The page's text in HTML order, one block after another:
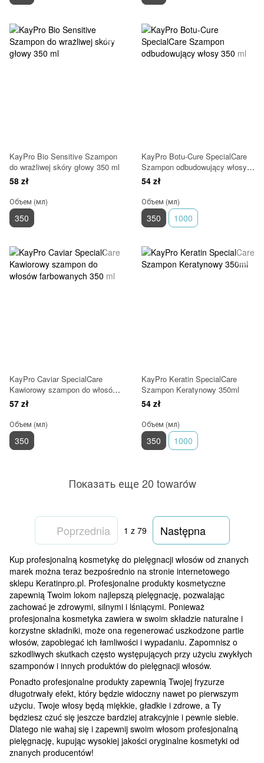
KayPro Bio Sensitive Szampon
do wrażliwej skóry głowy 350 ml
58 zł
Объем (мл)
350
KayPro Botu-Cure SpecialCare
Szampon odbudowujący włosy
350 ml
54 zł
Объем (мл)
350 1000
KayPro Caviar SpecialCare
Kawiorowy szampon do włosów
farbowanych 350 ml
57 zł
Объем (мл)
350
KayPro Keratin SpecialCare
Szampon Keratynowy 350ml
54 zł
Объем (мл)
350 1000
Показать еще 20 towarów
Poprzednia 1 z 79 Następna
Kup profesjonalną kosmetykę do pielęgnacji włosów od znanych
marek można teraz bezpośrednio na stronie internetowego
sklepu Keratinpro.pl. Profesjonalne produkty kosmetyczne
zapewnią Twoim lokom najlepszą pielęgnację, pozwalając
zachować je zdrowymi, silnymi i lśniącymi. Ponieważ
profesjonalna kosmetyka zawiera w swoim składzie naturalne i
korzystne składniki, może ona regenerować uszkodzone partie
włosów, zapobiegać ich łamliwości i wypadaniu. Zapomnisz o
szkodliwych skutkach często występujących przy użyciu zwykłych
szamponów i innych produktów do pielęgnacji włosów.
Ponadto profesjonalne produkty zapewnią Twojej fryzurze
długotrwały efekt, który będzie widoczny nawet po pierwszym
użyciu. Twoje włosy będą miękkie, gładkie i zdrowe, a Ty
będziesz czuć się jeszcze bardziej atrakcyjnie i pewnie siebie.
Dlatego nie wahaj się i zapewnij swoim włosom profesjonalną
pielęgnację, kupując wysokiej jakości oryginalne kosmetyki od
znanych producentów!